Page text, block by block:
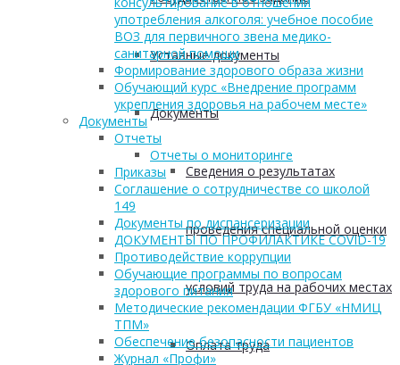
Уставные документы
Документы
Сведения о результатах
проведения специальной оценки
условий труда на рабочих местах
Оплата труда
употребления алкоголя: учебное пособие
ВОЗ для первичного звена медико-
санитарной помощи
Формирование здорового образа жизни
Обучающий курс «Внедрение программ
укрепления здоровья на рабочем месте»
Документы
Отчеты
Отчеты о мониторинге
Приказы
Соглашение о сотрудничестве со школой
149
Документы по диспансеризации
ДОКУМЕНТЫ ПО ПРОФИЛАКТИКЕ COVID-19
Противодействие коррупции
Обучающие программы по вопросам
здорового питания
Методические рекомендации ФГБУ «НМИЦ
ТПМ»
Обеспечение безопасности пациентов
Журнал «Профи»